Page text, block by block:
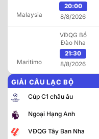
Malaysia
20:00
8/8/2026
Maritimo
VĐQG Bồ
Đào Nha
21:30
8/8/2026
GIẢI CÂU LẠC BỘ
Cúp C1 châu âu
Ngoại Hạng Anh
VĐQG Tây Ban Nha